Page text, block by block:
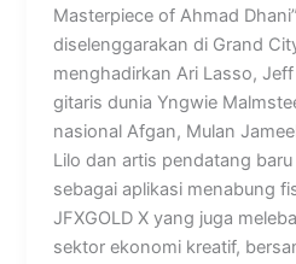
Masterpiece of Ahmad
diselenggarakan di Grand
menghadirkan Ari Lasso,
gitaris dunia Yngwie
nasional Afgan, Mulan
Lilo dan artis pendatang
sebagai aplikasi menabung
JFXGOLD X yang juga
sektor ekonomi kreatif,